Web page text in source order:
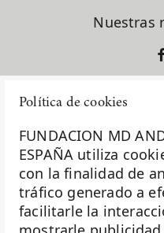
Política de cookies
FUNDACION MD
ESPAÑA utiliza
con la finalidad de
tráfico generado a
facilitarle la
Nuestras
La Fundación MD
miembro de la